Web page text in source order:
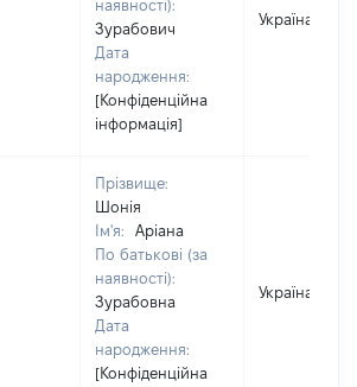
наявності):
Зурабович
Дата
народження:
[Конфіденційна
інформація]
Україна
Прізвище:
Шонія
Ім'я:
Аріана
По батькові (за
наявності):
Зурабовна
Дата
народження:
[Конфіденційна
Україна